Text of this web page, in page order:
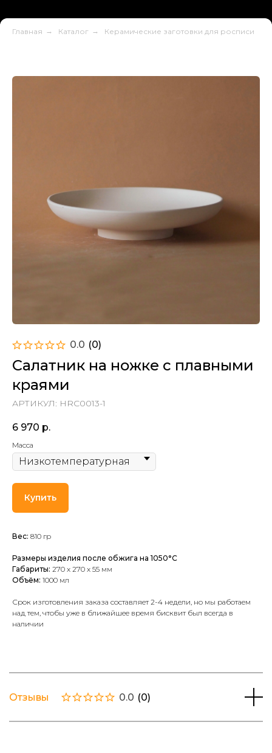
Главная → Каталог → Керамические заготовки для росписи
0.0 (0)
Салатник на ножке с плавными
краями
АРТИКУЛ: HRC0013-1
6 970 р.
Масса
Купить
Вес: 810 гр
Размеры изделия после обжига на 1050°С
Габариты: 270 х 270 х 55 мм
Объём: 1000 мл
Срок изготовления заказа составляет 2-4 недели, но мы работаем
над тем, чтобы уже в ближайшее время бисквит был всегда в
наличии
Отзывы 0.0 (0)